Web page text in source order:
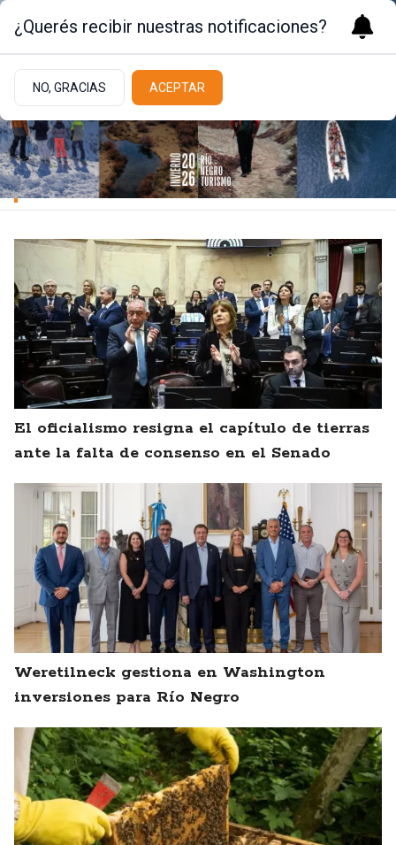
Actualidad
El oficialismo resigna el capítulo de tierras
ante la falta de consenso en el Senado
Weretilneck gestiona en Washington
inversiones para Río Negro
¿Querés recibir nuestras notificaciones?
NO, GRACIAS ACEPTAR